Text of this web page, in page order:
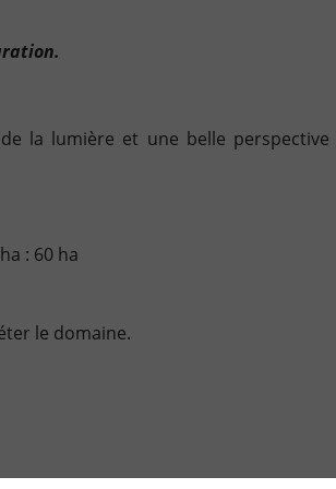
la lumière et une belle perspective
: 60 ha
le domaine.